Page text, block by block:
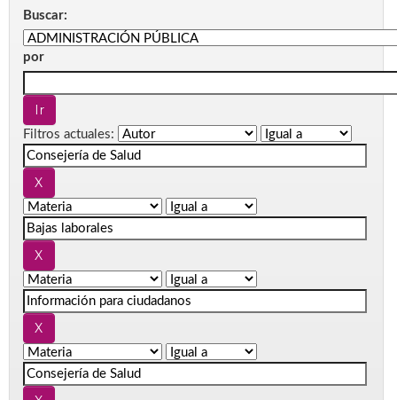
Buscar:
por
Filtros actuales: